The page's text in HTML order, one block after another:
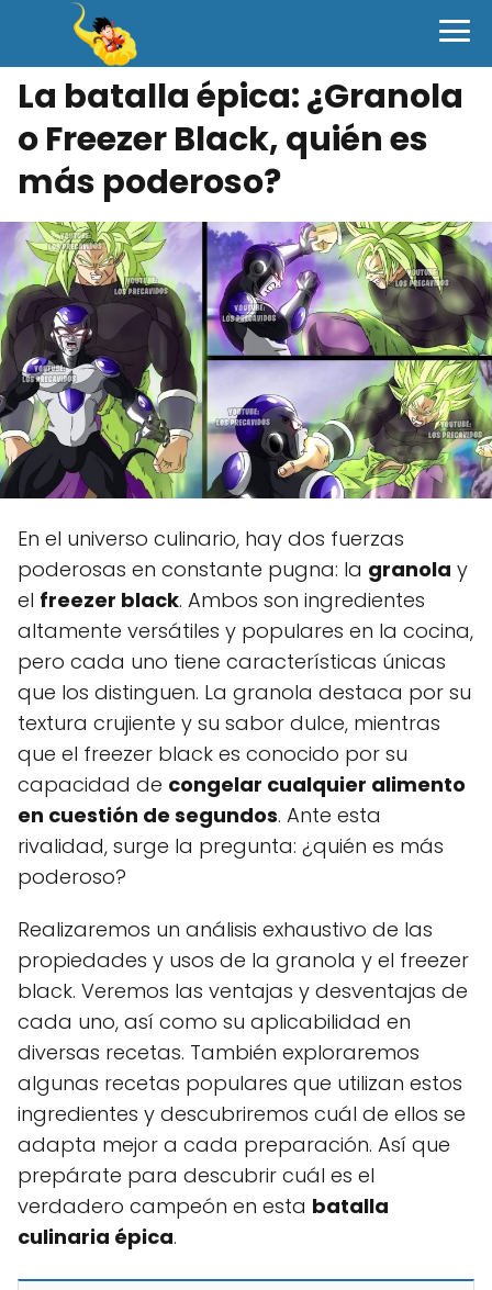
La batalla épica: ¿Granola
o Freezer Black, quién es
más poderoso?
En el universo culinario, hay dos fuerzas
poderosas en constante pugna: la granola y
el freezer black. Ambos son ingredientes
altamente versátiles y populares en la cocina,
pero cada uno tiene características únicas
que los distinguen. La granola destaca por su
textura crujiente y su sabor dulce, mientras
que el freezer black es conocido por su
capacidad de congelar cualquier alimento
en cuestión de segundos. Ante esta
rivalidad, surge la pregunta: ¿quién es más
poderoso?
Realizaremos un análisis exhaustivo de las
propiedades y usos de la granola y el freezer
black. Veremos las ventajas y desventajas de
cada uno, así como su aplicabilidad en
diversas recetas. También exploraremos
algunas recetas populares que utilizan estos
ingredientes y descubriremos cuál de ellos se
adapta mejor a cada preparación. Así que
prepárate para descubrir cuál es el
verdadero campeón en esta batalla
culinaria épica.